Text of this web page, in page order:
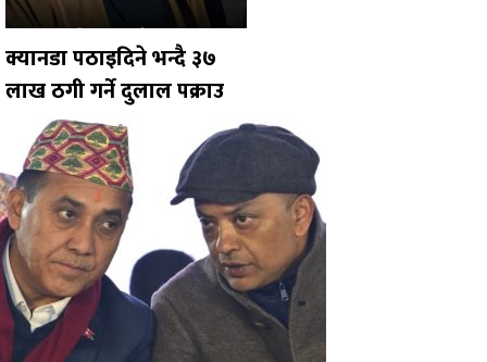
क्यानडा पठाइदिने भन्दै ३७
लाख ठगी गर्ने दुलाल पक्राउ